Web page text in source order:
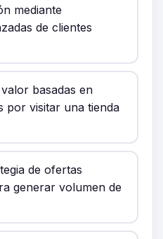
mediante
de clientes
basadas en
por visitar una tienda
de ofertas
generar volumen de